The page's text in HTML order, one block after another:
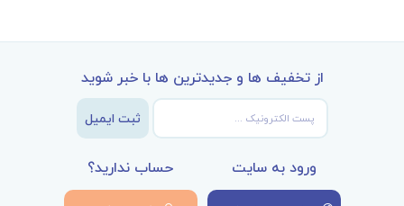
از تخفیف ها و جدیدترین ها با خبر شوید
ثبت ایمیل
ورود به سایت حساب ندارید؟